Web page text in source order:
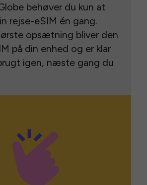
behøver du kun at
rejse-eSIM én gang.
opsætning bliver den
på din enhed og er klar
igen, næste gang du